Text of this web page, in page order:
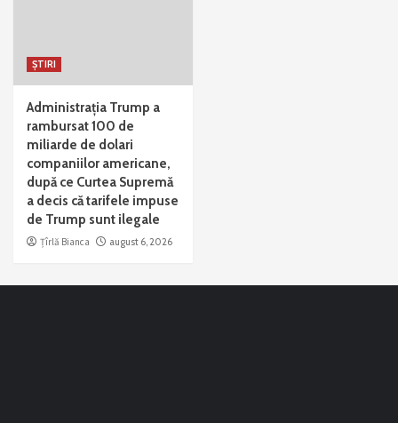
ȘTIRI
Administrația Trump a
rambursat 100 de
miliarde de dolari
companiilor americane,
după ce Curtea Supremă
a decis că tarifele impuse
de Trump sunt ilegale
Țîrlă Bianca august 6, 2026